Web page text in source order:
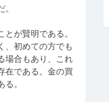
が賢明である。
、初めての方でも
場合もあり、これ
在である。金の買
。